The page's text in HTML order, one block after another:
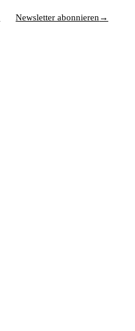
Newsletter abonnieren →